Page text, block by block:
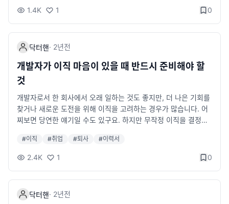
성 이슈에서 비롯된 것으로 알려져 있습니다.Electron은 크로스
tron 버전(특히 v30 이하)에서 렌더링 성능 저하 및 UI 지연 현상
이 발생하고 있으며, 이는 내부 그래픽 API나 윈도우 컴포지팅 방
식의 변경과 관련이 있는 것으로 추정됩니다.🧩 해결 방법: Electr
on 패치 업데이트다행히도 문제를 해결할 수 있는 패치가 이미 El
ectron 측에서 배포되었습니다.즉, 앱 개발자가 Electron의 최신
버전(예: v31 이상)을 적용하여 다시 빌드하면 대부분의 성능 문제
가 해결됩니다.하지만 일반 사용자는 이 패치를 직접 적용할 수 없
습니다.각 앱의 개발자 또는 회사가 Electron 버전을 업데이트한
인하기현재 어떤 앱이 패치를 적용했는지, 어떤 앱이 여전히 느린
상태인지 정리된 사이트가 있습니다:👉 https://avarayr.github.i
o/shamelectron/이 사이트는 macOS 26 “Tahoe” 환경에서 Ele
“Fixed” 상태면 이미 해결된 앱, “Not fixed”면 아직 느려진 상태
로 남아 있는 앱을 의미합니다.💬 개발자 입장에서의 불편함저 역
1.4K 1 0
닥터핸· 2년전
개발자가 이직 마음이 있을 때 반드시 준비해야 할
것
개발자로서 한 회사에서 오래 일하는 것도 좋지만, 더 나은 기회를
찾거나 새로운 도전을 위해 이직을 고려하는 경우가 많습니다. 어
찌보면 당연한 얘기일 수도 있구요. 하지만 무작정 이직을 결정하
한 준비가 필요합니다. 몇 번의 이직 경험을 토대로 개발자가 이직
을 준비할 때 반드시 해야 할 것들을 정리해보겠습니다. 1. 이직의
인지, 더 좋은 기술 스택을 경험하고 싶은지, 업무 강도가 문제인지
등을 명확히 해야 합니다. 목적이 명확해야 올바른 방향으로 후회
#이직 #취업 #퇴사 #이력서
2.4K 1 0
닥터핸· 2년전